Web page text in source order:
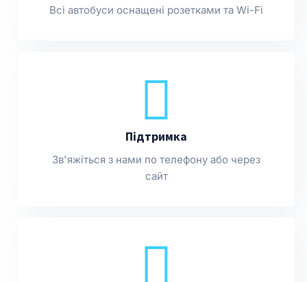
Всі автобуси оснащені розетками та Wi-Fi
Підтримка
Зв'яжіться з нами по телефону або через
сайт